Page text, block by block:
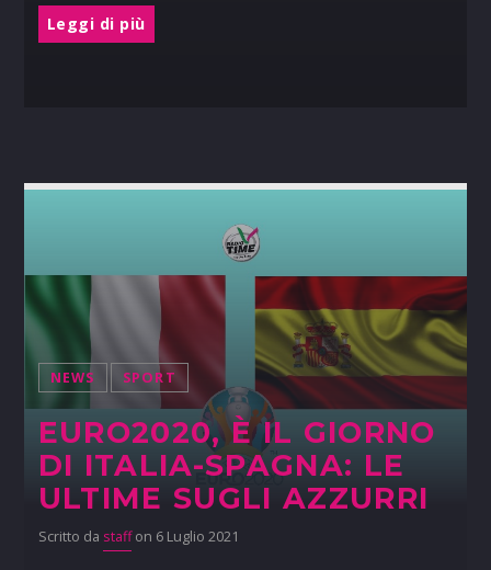
Leggi di più
NEWS SPORT
EURO2020, È IL GIORNO
DI ITALIA-SPAGNA: LE
ULTIME SUGLI AZZURRI
Scritto da staffon 6 Luglio 2021